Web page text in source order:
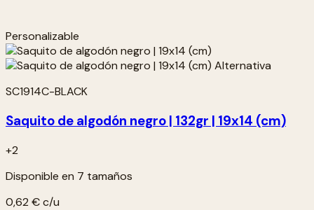
Personalizable
SC1914C-BLACK
Saquito de algodón negro | 132gr | 19x14 (cm)
+2
Disponible en 7 tamaños
0,62 €c/u